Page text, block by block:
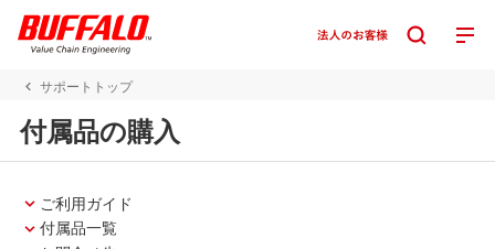
サポートトップ
付属品の購入
ご利用ガイド
付属品一覧